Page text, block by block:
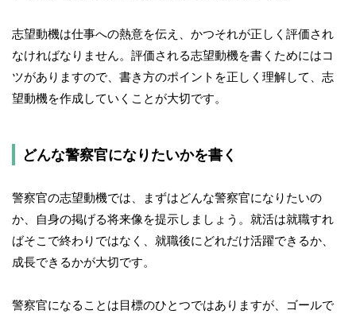
志望動機は仕事への熱意を伝え、かつそれが正しく評価され
なければなりません。評価される志望動機を書くためにはコ
ツがありますので、書き方のポイントを正しく理解して、志
望動機を作成していくことが大切です。
どんな警察官になりたいかを書く
警察官の志望動機では、まずはどんな警察官になりたいの
か、自身の掲げる将来像を提示しましょう。就活は就職すれ
ばそこで終わりではなく、就職後にどれだけ活躍できるか、
成長できるかが大切です。
警察官になることは目標のひとつではありますが、ゴールで